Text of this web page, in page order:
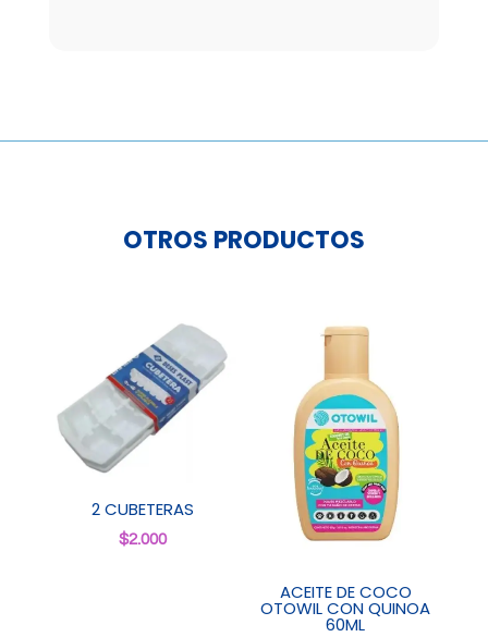
OTROS PRODUCTOS
2 CUBETERAS
$2.000
ACEITE DE COCO
OTOWIL CON QUINOA
60ML